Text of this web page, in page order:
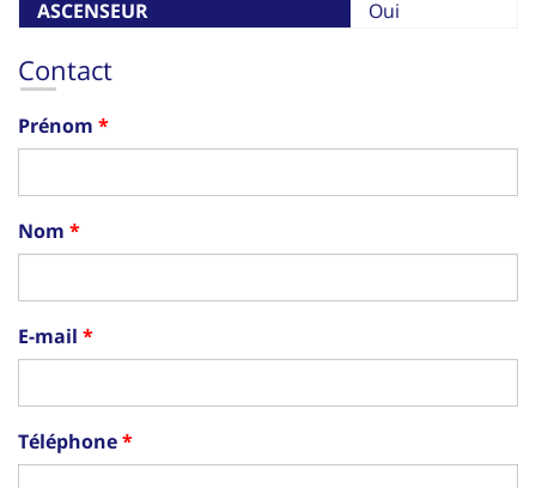
ASCENSEUR
Oui
Contact
Prénom
Nom
E-mail
Téléphone